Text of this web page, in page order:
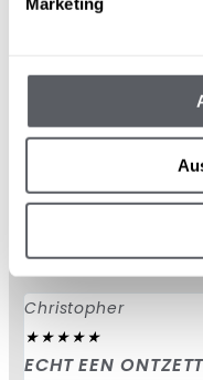
Wat
zeggen
Christopher
★★★★★
ECHT EEN